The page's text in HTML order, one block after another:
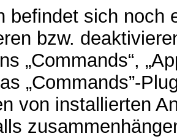
befindet sich noch
bzw.
„Commands“,
„Commands”-
von installierten